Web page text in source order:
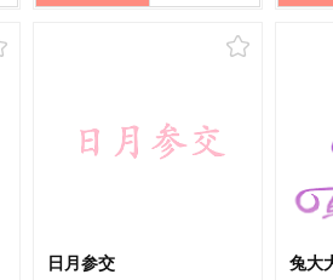
日月参交 兔大